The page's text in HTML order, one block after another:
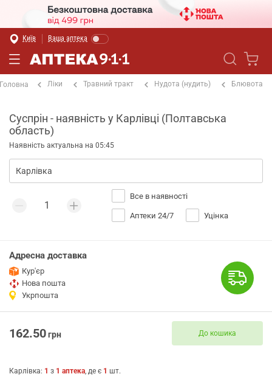
Київ Ваша аптека
Головна Ліки Травний тракт Нудота (нудить) Блювота
Суспрін - наявність у Карлівці (Полтавська
область)
Наявність актуальна на 05:45
Все в наявності
Аптеки 24/7 Уцінка
Адресна доставка
Кур'єр
Нова пошта
Укрпошта
162.50грн До кошика
Карлівка: 1 з 1 аптека, де є 1 шт.